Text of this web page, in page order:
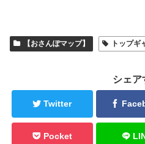
【おさんぽマップ】 トップギ
シェア
Twitter
Pocket